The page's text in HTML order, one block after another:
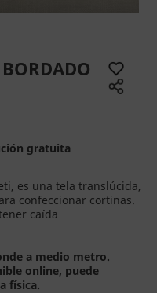
gratuita
es una tela translúcida,
confeccionar cortinas.
caída
a medio metro.
online, puede
física.